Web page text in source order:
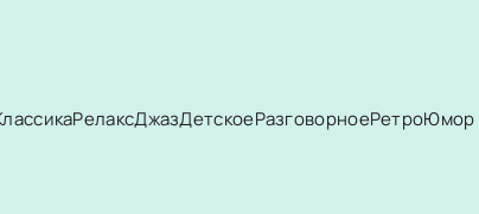
РелаксДжазДетскоеРазговорноеРетроЮмор